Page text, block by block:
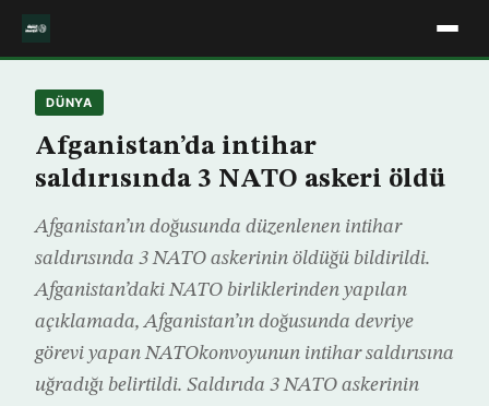
DÜNYA
Afganistan’da intihar
saldırısında 3 NATO askeri öldü
Afganistan’ın doğusunda düzenlenen intihar
saldırısında 3 NATO askerinin öldüğü bildirildi.
Afganistan’daki NATO birliklerinden yapılan
açıklamada, Afganistan’ın doğusunda devriye
görevi yapan NATOkonvoyunun intihar saldırısına
uğradığı belirtildi. Saldırıda 3 NATO askerinin